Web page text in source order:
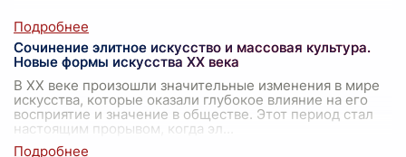
Сочинение элитное искусство и массовая культура.
Новые формы искусства XX века
В XX веке произошли значительные изменения в мире
искусства, которые оказали глубокое влияние на его
восприятие и значение в обществе. Этот период стал
настоящим прорывом, когда эл